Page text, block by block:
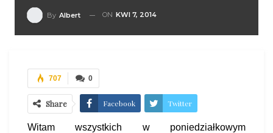
By Albert ON KWI 7, 2014
0
707
Share Facebook Twitter
Pinterest
Witam wszystkich w poniedziałkowym